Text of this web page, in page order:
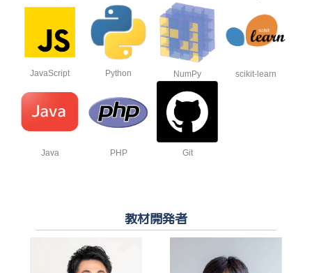
JavaScript Python NumPy scikit-learn
Java PHP Git
教材開発者